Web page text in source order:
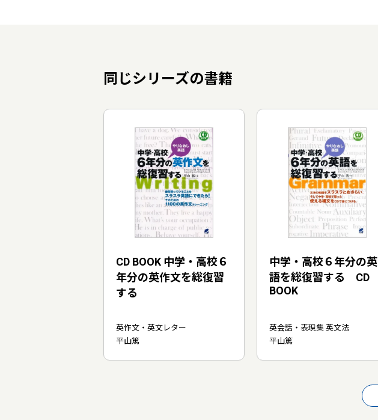
同じシリーズの書籍
CD BOOK 中学・高校６
年分の英作文を総復習
する
英作文・英文レター
平山篤
中学・高校６年分の英
語を総復習する CD
BOOK
英会話・表現集 英文法
平山篤